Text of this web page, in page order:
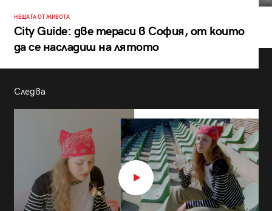
НЕЩАТА ОТ ЖИВОТА
City Guide: две тераси в София, от които
да се насладиш на лятото
Следва